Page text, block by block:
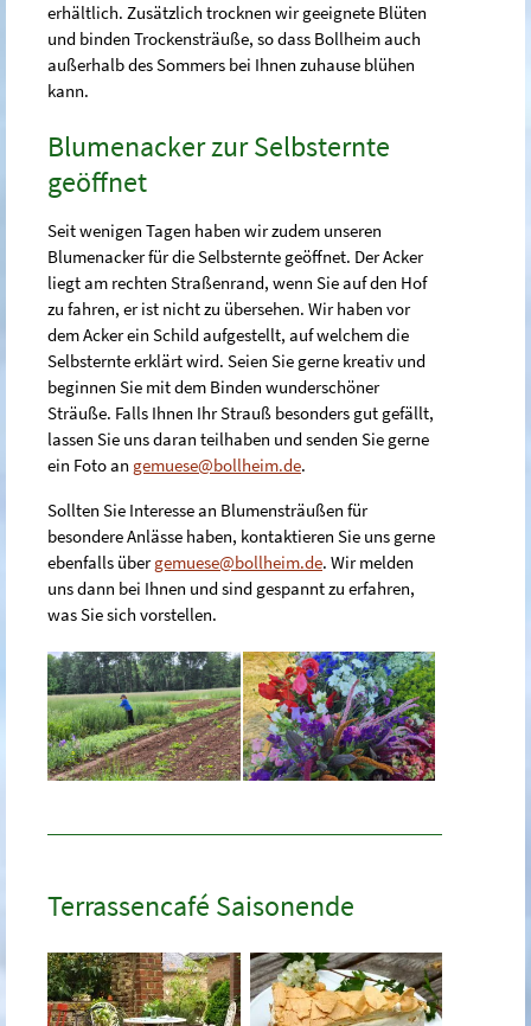
erhältlich. Zusätzlich trocknen wir geeignete Blüten
und binden Trockensträuße, so dass Bollheim auch
außerhalb des Sommers bei Ihnen zuhause blühen
kann.
Blumenacker zur Selbsternte
geöffnet
Seit wenigen Tagen haben wir zudem unseren
Blumenacker für die Selbsternte geöffnet. Der Acker
liegt am rechten Straßenrand, wenn Sie auf den Hof
zu fahren, er ist nicht zu übersehen. Wir haben vor
dem Acker ein Schild aufgestellt, auf welchem die
Selbsternte erklärt wird. Seien Sie gerne kreativ und
beginnen Sie mit dem Binden wunderschöner
Sträuße. Falls Ihnen Ihr Strauß besonders gut gefällt,
lassen Sie uns daran teilhaben und senden Sie gerne
ein Foto an gemuese@bollheim.de.
Sollten Sie Interesse an Blumensträußen für
besondere Anlässe haben, kontaktieren Sie uns gerne
ebenfalls übergemuese@bollheim.de. Wir melden
uns dann bei Ihnen und sind gespannt zu erfahren,
was Sie sich vorstellen.
Terrassencafé Saisonende